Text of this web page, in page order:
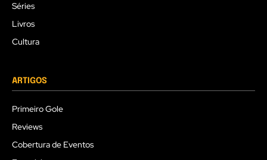
Séries
Livros
Cultura
ARTIGOS
Primeiro Gole
Reviews
Cobertura de Eventos